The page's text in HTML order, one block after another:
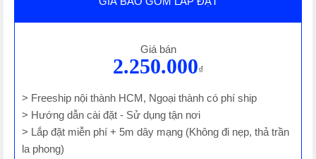
Giá bán
2.250.000₫
> Freeship nội thành HCM, Ngoại thành có phí ship
> Hướng dẫn cài đặt - Sử dụng tận nơi
> Lắp đặt miễn phí + 5m dây mạng (Không đi nẹp, thả trần
la phong)